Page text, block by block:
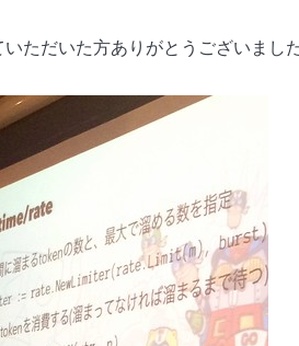
ただいた方ありがとうございまし